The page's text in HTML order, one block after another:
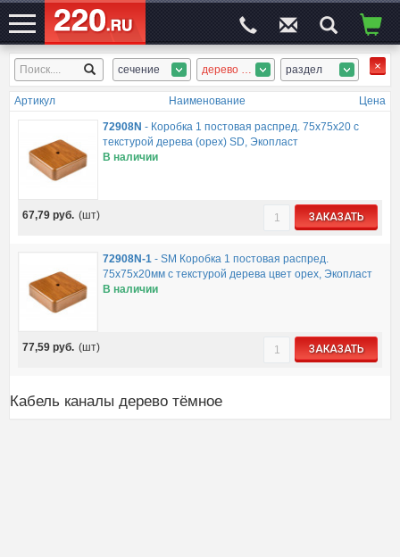
ЭЛЕКТРОСАЙТ№1 сечение дерево тёмное раздел
Артикул Наименование Цена
72908N - Коробка 1 постовая распред. 75х75х20 c
текстурой дерева (орех) SD, Экопласт
В наличии
67,79 руб. (шт) ЗАКАЗАТЬ
72908N-1- SM Коробка 1 постовая распред.
75х75х20мм c текстурой дерева цвет орех, Экопласт
В наличии
77,59 руб. (шт) ЗАКАЗАТЬ
Кабель каналы дерево тёмное